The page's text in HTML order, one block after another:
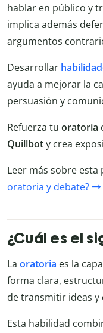
hablar en público y
implica además
argumentos
Desarrollar
ayuda a mejorar la
persuasión y
Refuerza tu oratoria
Quillboty crea
Leer más sobre esta
oratoria y debate?
¿Cuál es el
La oratoria es la
forma clara,
de transmitir ideas y
Esta habilidad